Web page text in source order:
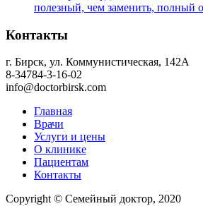
полезный, чем заменить, полный
Контакты
г. Бирск, ул. Коммунистическая, 142А
8-34784-3-16-02
info@doctorbirsk.com
Главная
Врачи
Услуги и цены
О клинике
Пациентам
Контакты
Copyright © Семейный доктор, 2020